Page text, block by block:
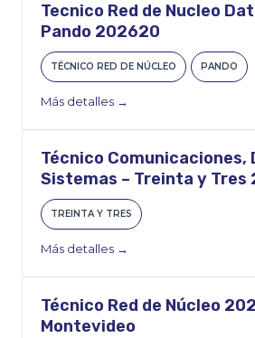
Tecnico Red de Nucleo
Pando 202620
TÉCNICO RED DE NÚCLEO PANDO
Más detalles
Técnico Comunicaciones,
Sistemas – Treinta y Tres
TREINTA Y TRES
Más detalles
Técnico Red de Núcleo
Montevideo